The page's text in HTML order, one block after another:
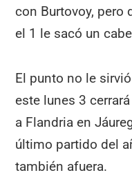
con Burtovoy, pero
el 1 le sacó un
El punto no le
este lunes 3
a Flandria en
último partido del
también afuera.